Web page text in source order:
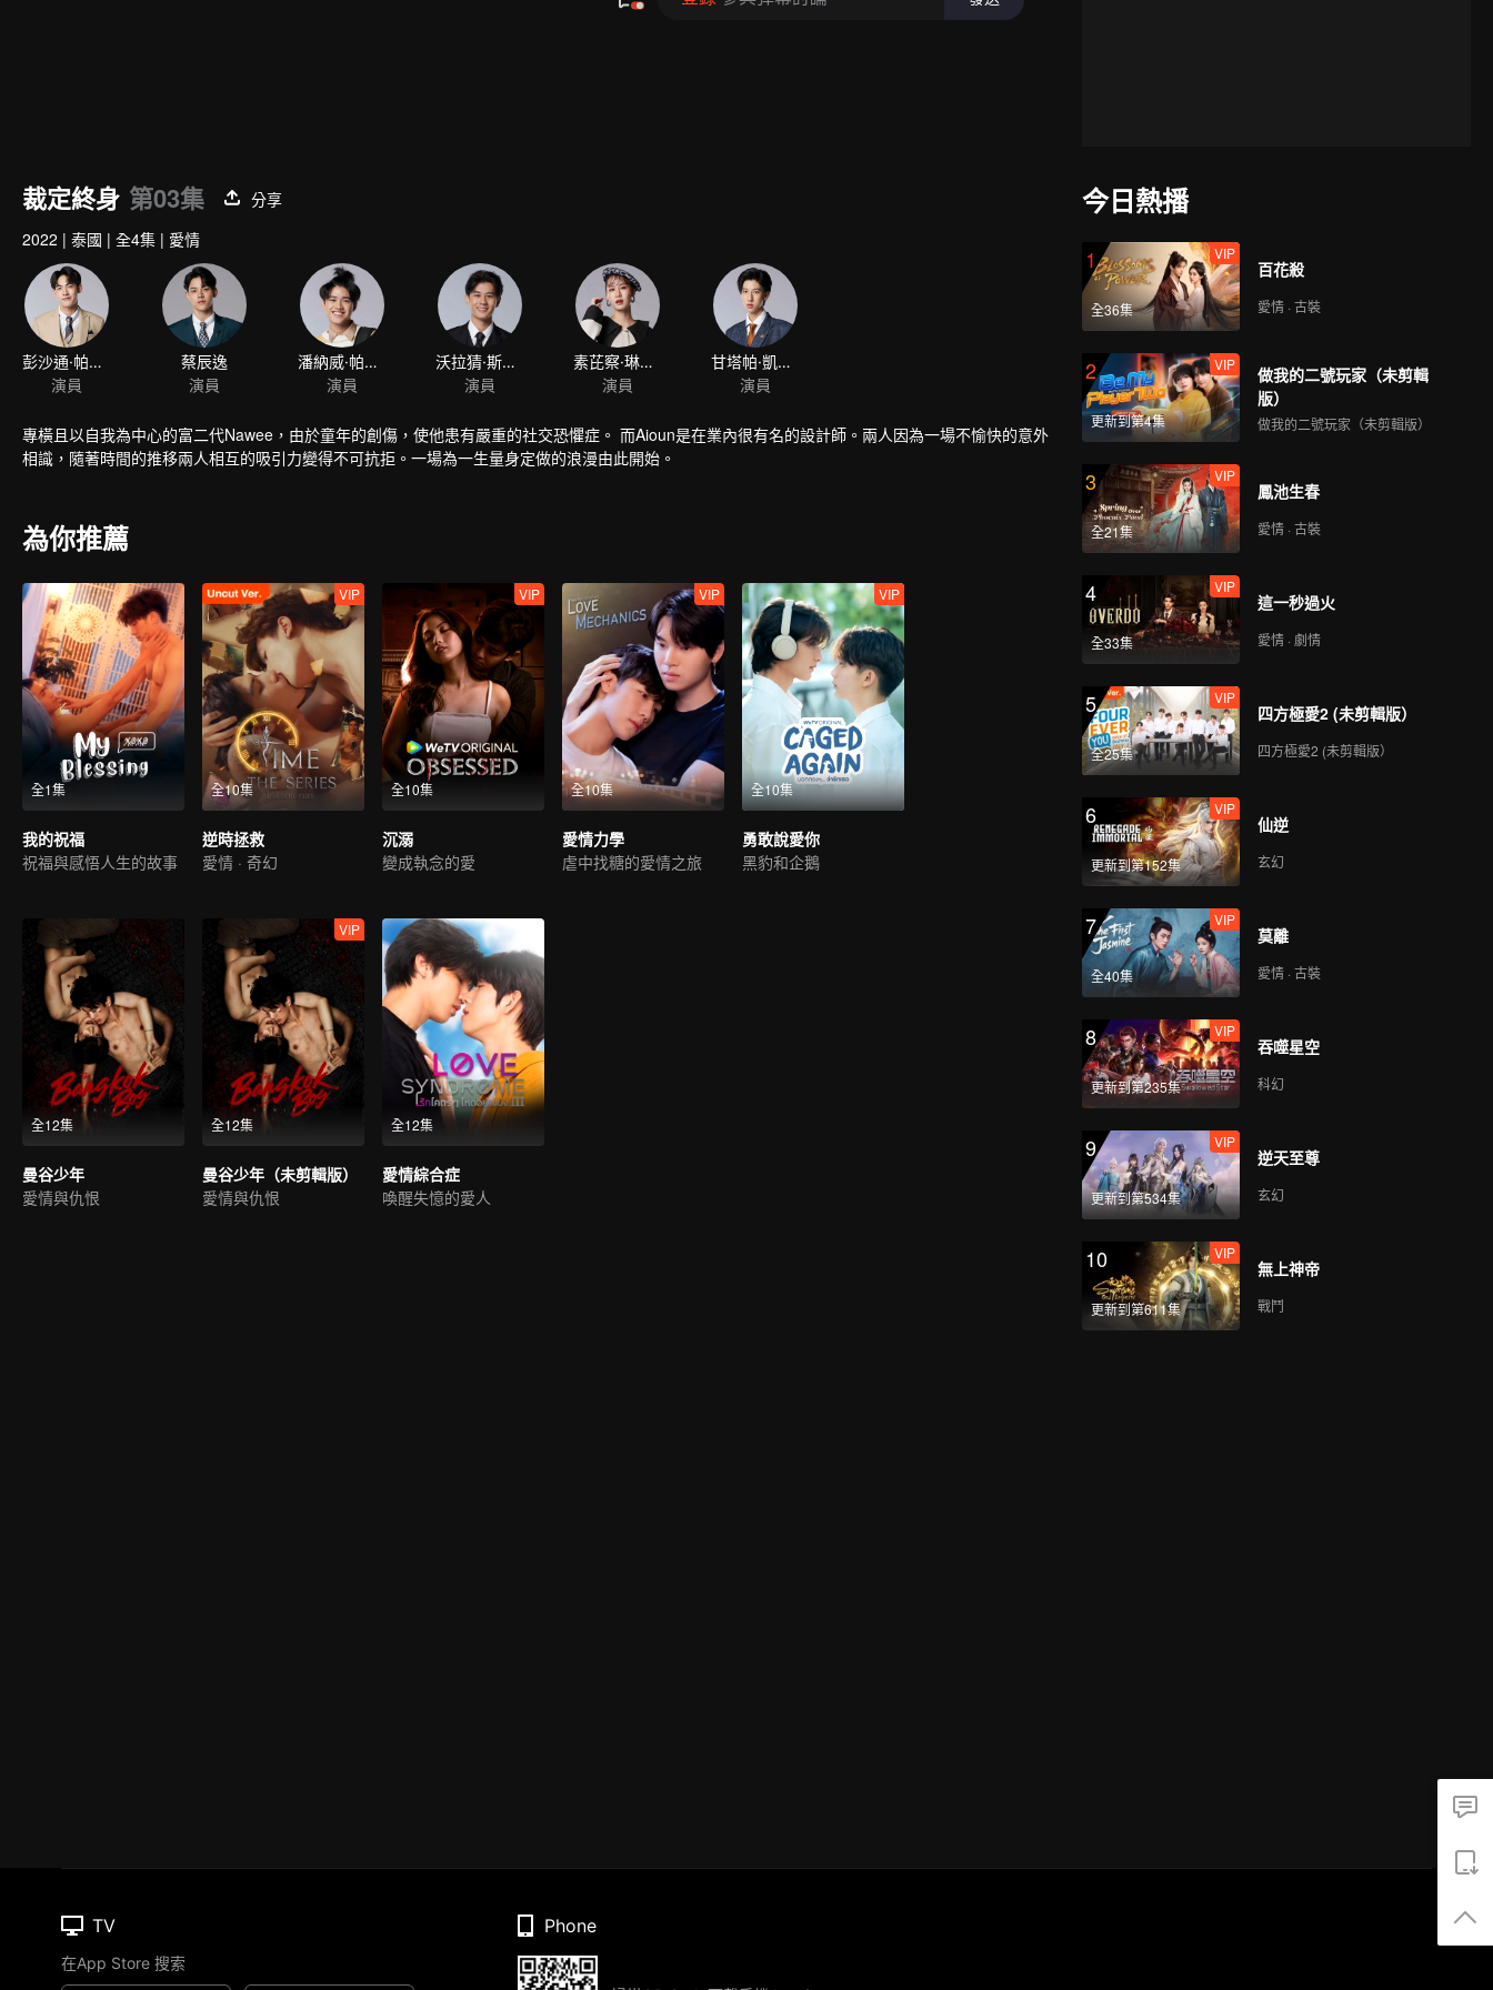
裁定終身 第03集
分享
2022 | 泰國 | 全4集 | 愛情
彭沙通·帕努吉迪翁
演員
蔡辰逸
演員
專橫且以自我為中心的富二代Nawee，由於童年的創傷，使他患有嚴重的社交恐懼症。 而Aioun是在業內很有名的設計師。兩人因為一場不愉快的意外
相識，隨著時間的推移兩人相互的吸引力變得不可抗拒。一場為一生量身定做的浪漫由此開始。
為你推薦
全1集
我的祝福
祝福與感悟人生的故事
全10集
VIP
逆時拯救
愛情 · 奇幻
全10集
VIP
沉溺
變成執念的愛
全10集
VIP
愛情力學
虐中找糖的愛情之旅
全10集
VIP
勇敢說愛你
黑豹和企鵝
全12集
曼谷少年
愛情與仇恨
全12集
VIP
曼谷少年（未剪輯版）
愛情與仇恨
全12集
愛情綜合症
喚醒失憶的愛人
今日熱播
1
全36集
VIP
百花殺
愛情 · 古裝
2
更新到第4集
VIP
做我的二號玩家（未剪輯
版）
做我的二號玩家（未剪輯版）
3
全21集
VIP
鳳池生春
愛情 · 古裝
4
全33集
VIP
這一秒過火
愛情 · 劇情
5
全25集
VIP
四方極愛2 (未剪輯版）
四方極愛2 (未剪輯版）
6
更新到第152集
VIP
仙逆
玄幻
7
全40集
VIP
莫離
愛情 · 古裝
8
更新到第235集
VIP
吞噬星空
科幻
9
更新到第534集
VIP
逆天至尊
玄幻
10
更新到第611集
VIP
無上神帝
戰鬥
TV
在App Store 搜索
Phone